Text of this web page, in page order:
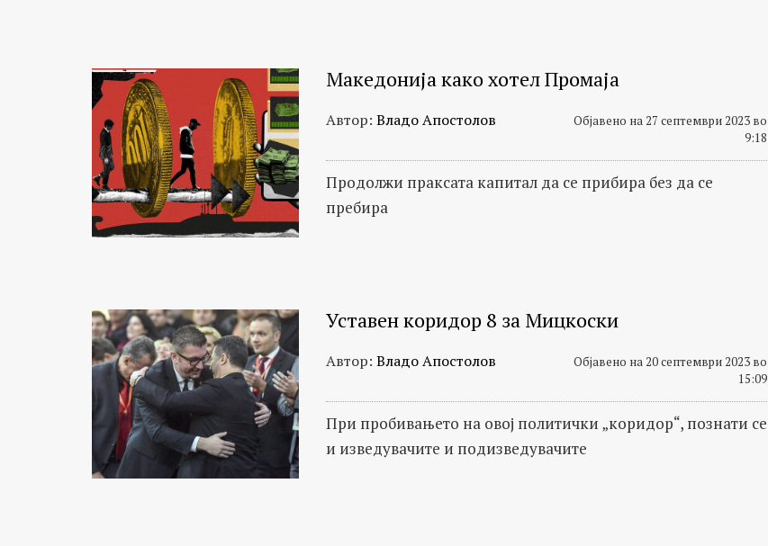
Македонија како хотел Промаја
Автор: Владо Апостолов
Објавено на 27 септември 2023 во
9:18
Продолжи праксата капитал да се прибира без да се
пребира
Уставен коридор 8 за Мицкоски
Автор: Владо Апостолов
Објавено на 20 септември 2023 во
15:09
При пробивањето на овој политички „коридор“, познати се
и изведувачите и подизведувачите